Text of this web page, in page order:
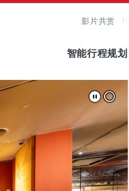
影片共赏
智能行程规划